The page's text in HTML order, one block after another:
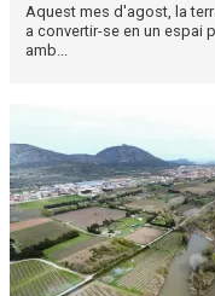
Aquest mes d'agost, la
a convertir-se en un espai
amb...